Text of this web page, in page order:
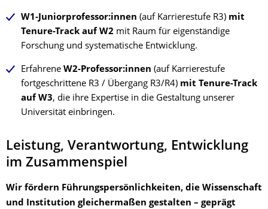
W1-Juniorprofessor:innen (auf Karrierestufe R3) mit
Tenure-Track auf W2 mit Raum für eigenständige
Forschung und systematische Entwicklung.
Erfahrene W2-Professor:innen (auf Karrierestufe
fortgeschrittene R3 / Übergang R3/R4) mit Tenure-Track
auf W3, die ihre Expertise in die Gestaltung unserer
Universität einbringen.
Leistung, Verantwortung, Entwicklung
im Zusammenspiel
Wir fördern Führungspersönlichkeiten, die Wissenschaft
und Institution gleichermaßen gestalten – geprägt